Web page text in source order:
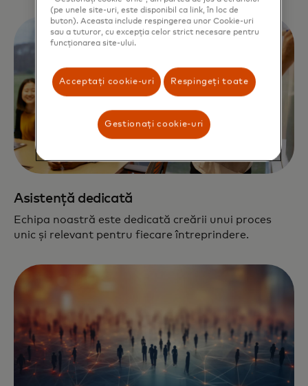
Asistență dedicată
Echipa noastră este dedicată creării unui proces
unic și relevant pentru fiecare întreprindere.
(pe unele site-uri, este disponibil ca link, în loc de
buton). Aceasta include respingerea unor Cookie-uri
sau a tuturor, cu excepția celor strict necesare pentru
funcționarea site-ului.
Acceptați cookie-uri Respingeți toate
Gestionați cookie-uri